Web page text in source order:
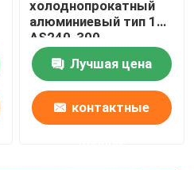
холоднопрокатный
алюминиевый тип 1
AS240-300
спирального изгиба
ASTM A463 катушки и
прокладки
Лучшая цена
контактные